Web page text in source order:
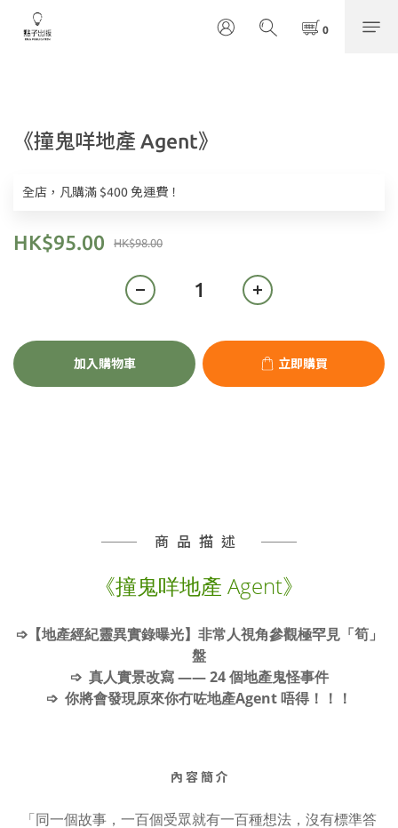
《撞鬼咩地產 Agent》
全店，凡購滿 $400 免運費！
HK$98.00
HK$95.00
加入購物車 立即購買
商品描述
《撞鬼咩地產 Agent》
➩【地產經紀靈異實錄曝光】非常人視角參觀極罕見「筍」
盤
➩ 真人實景改寫 —— 24 個地產鬼怪事件
➩ 你將會發現原來你冇咗地產Agent 唔得！！！
內 容 簡 介
「同一個故事，一百個受眾就有一百種想法， 沒有標準答